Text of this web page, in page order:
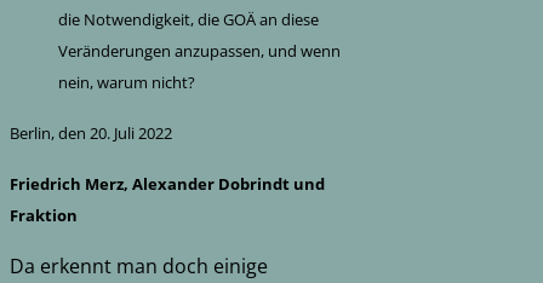
die Notwendigkeit, die GOÄ an diese
Veränderungen anzupassen, und wenn
nein, warum nicht?
Berlin, den 20. Juli 2022
Friedrich Merz, Alexander Dobrindt und
Fraktion
Da erkennt man doch einige